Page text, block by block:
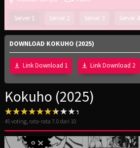
Server 1 Server 2 Server 3 Server 4
DOWNLOAD KOKUHO (2025)
Link Download 1 Link Download 2
Kokuho (2025)
45 voting, rata-rata 7.0 dari 10